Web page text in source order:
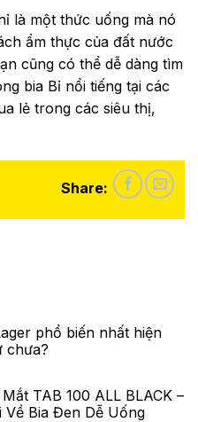
là một thức uống mà nó
ẩm thực của đất nước
cũng có thể dễ dàng tìm
bia Bỉ nổi tiếng tại các
lẻ trong các siêu thị,
Share:
phổ biến nhất hiện
chưa?
TAB 100 ALL BLACK –
Bia Đen Dễ Uống